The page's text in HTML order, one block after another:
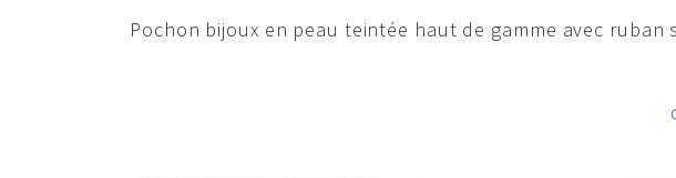
Pochon bijoux en peau teintée haut de gamme avec